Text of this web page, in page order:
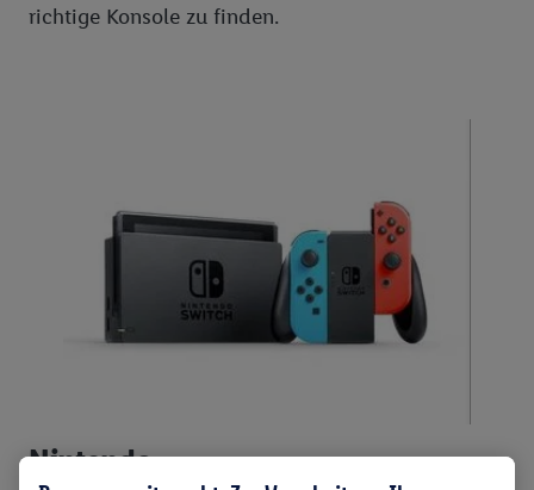
richtige Konsole zu finden.
Nintendo